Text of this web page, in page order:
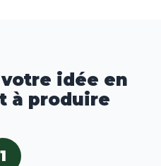
idée en
à produire
1